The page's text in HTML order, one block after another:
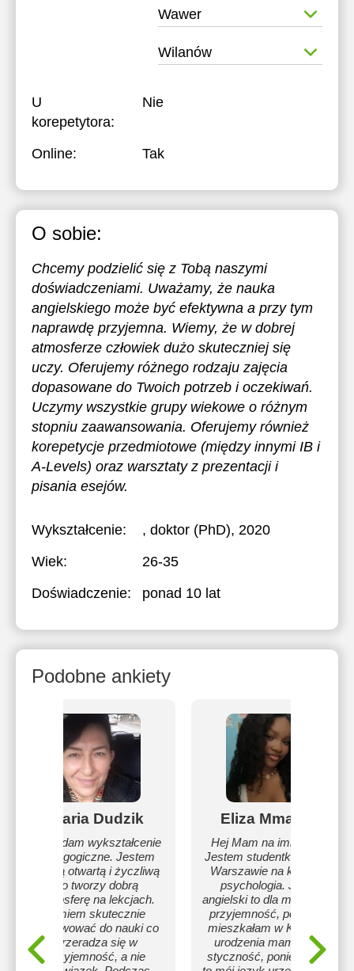
Wawer
Wilanów
U
korepetytora:
Nie
Online: Tak
O sobie:
Chcemy podzielić się z Tobą naszymi
doświadczeniami. Uważamy, że nauka
angielskiego może być efektywna a przy tym
naprawdę przyjemna. Wiemy, że w dobrej
atmosferze człowiek dużo skuteczniej się
uczy. Oferujemy różnego rodzaju zajęcia
dopasowane do Twoich potrzeb i oczekiwań.
Uczymy wszystkie grupy wiekowe o różnym
stopniu zaawansowania. Oferujemy również
korepetycje przedmiotowe (między innymi IB i
A-Levels) oraz warsztaty z prezentacji i
pisania esejów.
Wykształcenie:
, doktor (PhD), 2020
Wiek:
26-35
Doświadczenie:
ponad 10 lat
Podobne ankiety
Maria Dudzik
Posiadam wykształcenie
pedagogiczne. Jestem
osobą otwartą i życzliwą
co tworzy dobrą
atmosferę na lekcjach.
Umiem skutecznie
motywować do nauki co
przeradza się w
przyjemność, a nie
Eliza Mmanka
Hej Mam na imię Eliza.
Jestem studentką AEH w
Warszawie na kierunku
psychologia. Język
angielski to dla mnie sama
przyjemność, ponieważ
mieszkałam w Kenii i od
urodzenia mam z nim
styczność, ponieważ był